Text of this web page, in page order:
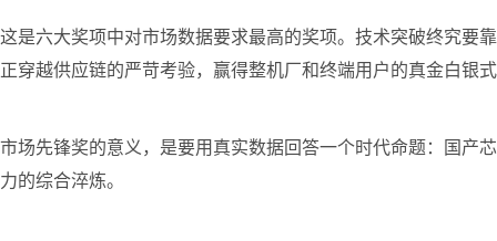
这是六大奖项中对市场数据要求最高的奖项。技术突破终究要
正穿越供应链的严苛考验，赢得整机厂和终端用户的真金白银
市场先锋奖的意义，是要用真实数据回答一个时代命题：国产
力的综合淬炼。